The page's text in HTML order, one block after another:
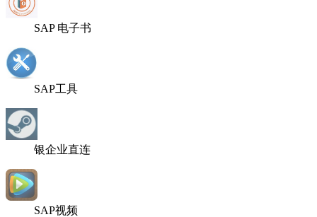
SAP 电子书
SAP工具
银企业直连
SAP视频